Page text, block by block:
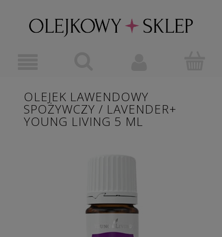
OLEJEK LAWENDOWY
SPOŻYWCZY / LAVENDER+
YOUNG LIVING 5 ML